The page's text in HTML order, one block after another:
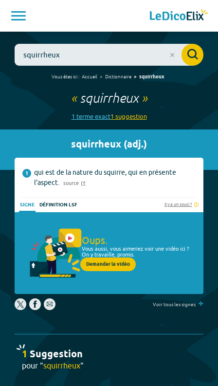
Vous êtes ici : Accueil Dictionnaire squirrheux
«squirrheux»
1 termeexact1 suggestion
squirrheux (adj.)
1
qui est de la nature du squirre, qui en présente
l'aspect.
source
SIGNE DÉFINITION LSF Il y a un souci ?
Oups.
Vous aussi, vous aimeriez voir une vidéo ici ?
On y travaille, promis.
Demander la vidéo
Voir tous les signes +
1 Suggestion
pour "squirrheux"